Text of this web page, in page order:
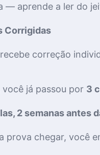
— aprende a ler do
Corrigidas
correção
já passou por 3
2 semanas antes
prova chegar, você